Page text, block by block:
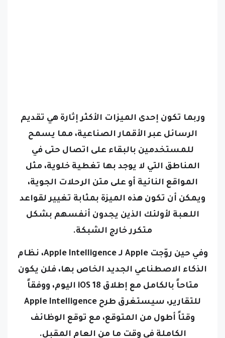
الرسائل عبر الأقمار الصناعية، مما يسمح
للمستخدمين بالبقاء على اتصال حتى في
المناطق التي لا يوجد بها تغطية خلوية، مثل
المواقع النائية أو على متن الرحلات الجوية،
ويمكن أن تكون هذه الميزة بمثابة تغيير لقواعد
اللعبة لأولئك الذين يجدون أنفسهم بشكل
متكرر خارج الشبكة.
الذكاء الاصطناعي الجديد الخاص بها، فلن يكون
متاحاً بالكامل مع إطلاق iOS 18 اليوم، ووفقاً
للتقارير، سيستغرق طرح Apple Intelligence
وقتاً أطول من المتوقع، مع توقع الوظائف
الكاملة في وقت ما من العام المقبل.